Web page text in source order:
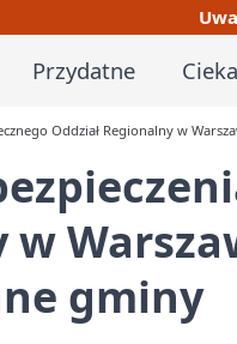
Przydatne
Oddział Regionalny w
w
gminy